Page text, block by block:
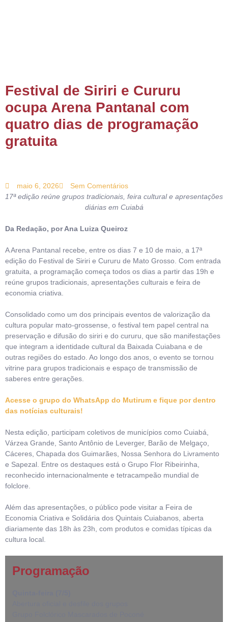
Festival de Siriri e Cururu
ocupa Arena Pantanal com
quatro dias de programação
gratuita
maio 6, 2026
Sem Comentários
17ª edição reúne grupos tradicionais, feira cultural e apresentações
diárias em Cuiabá
Da Redação, por Ana Luiza Queiroz
A Arena Pantanal recebe, entre os dias 7 e 10 de maio, a 17ª
edição do Festival de Siriri e Cururu de Mato Grosso. Com entrada
gratuita, a programação começa todos os dias a partir das 19h e
reúne grupos tradicionais, apresentações culturais e feira de
economia criativa.
Consolidado como um dos principais eventos de valorização da
cultura popular mato-grossense, o festival tem papel central na
preservação e difusão do siriri e do cururu, que são manifestações
que integram a identidade cultural da Baixada Cuiabana e de
outras regiões do estado. Ao longo dos anos, o evento se tornou
vitrine para grupos tradicionais e espaço de transmissão de
saberes entre gerações.
Acesse o grupo do WhatsApp do Mutirum e fique por dentro
das notícias culturais!
Nesta edição, participam coletivos de municípios como Cuiabá,
Várzea Grande, Santo Antônio de Leverger, Barão de Melgaço,
Cáceres, Chapada dos Guimarães, Nossa Senhora do Livramento
e Sapezal. Entre os destaques está o Grupo Flor Ribeirinha,
reconhecido internacionalmente e tetracampeão mundial de
folclore.
Além das apresentações, o público pode visitar a Feira de
Economia Criativa e Solidária dos Quintais Cuiabanos, aberta
diariamente das 18h às 23h, com produtos e comidas típicas da
cultura local.
Programação